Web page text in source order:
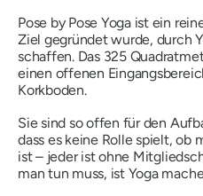
Pose by Pose Yoga ist ein
Ziel gegründet wurde, durch
schaffen. Das 325
einen offenen
Korkboden.
Sie sind so offen für den
dass es keine Rolle spielt, ob
ist – jeder ist ohne
man tun muss, ist Yoga